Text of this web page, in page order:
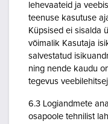
lehevaateid ja
teenuse kasutuse
Küpsised ei sisalda
võimalik Kasutaja
salvestatud
ning nende kaudu
tegevus
6.3 Logiandmete
osapoole tehnilist